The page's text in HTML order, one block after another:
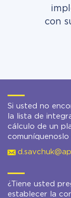
con
Si usted no
la lista de
cálculo de un
¿Tiene usted
establecer la